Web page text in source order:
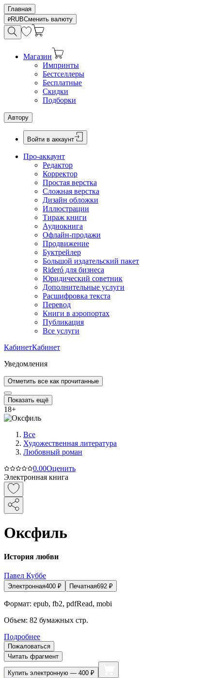
Главная
RUBСменить валюту
Магазин
Импринты
Бестселлеры
Бесплатные
Скидки
Подборки
Автору
Войти в аккаунт
Про-аккаунт
Редактор
Корректор
Простая верстка
Сложная верстка
Дизайн обложки
Иллюстрации
Тираж книги
Аудиокнига
Офлайн-продажи
Продвижение
Буктрейлер
Большой издательский пакет
Rideró для бизнеса
Юридический советник
Дополнительные услуги
Расшифровка текста
Перевод
Книги в аэропортах
Публикация
Все услуги
КабинетКабинет
Уведомления
Отметить все как прочитанные
Показать ещё
18+
Все
Художественная литература
Любовный роман
0.00Оценить
Электронная книга
Оксфиль
История любви
Павел Куббе
Электронная400 ₽ Печатная692 ₽
Формат: epub, fb2, pdfRead, mobi
Объем: 82 бумажных стр.
Подробнее
Пожаловаться
Читать фрагмент
Купить электронную — 400 ₽